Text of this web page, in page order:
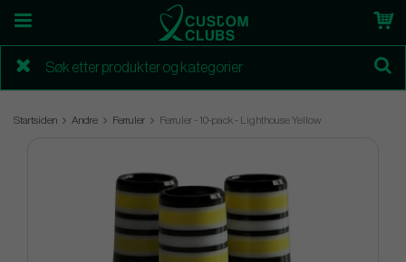
Startsiden Andre Ferruler Ferruler - 10-pack - Lighthouse Yellow